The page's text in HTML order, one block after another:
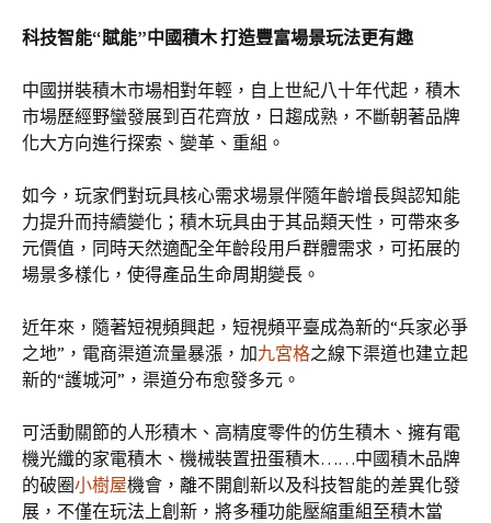
科技智能“賦能”中國積木 打造豐富場景玩法更有趣
中國拼裝積木市場相對年輕，自上世紀八十年代起，積木
市場歷經野蠻發展到百花齊放，日趨成熟，不斷朝著品牌
化大方向進行探索、變革、重組。
如今，玩家們對玩具核心需求場景伴隨年齡增長與認知能
力提升而持續變化；積木玩具由于其品類天性，可帶來多
元價值，同時天然適配全年齡段用戶群體需求，可拓展的
場景多樣化，使得產品生命周期變長。
近年來，隨著短視頻興起，短視頻平臺成為新的“兵家必爭
之地”，電商渠道流量暴漲，加九宮格之線下渠道也建立起
新的“護城河”，渠道分布愈發多元。
可活動關節的人形積木、高精度零件的仿生積木、擁有電
機光纖的家電積木、機械裝置扭蛋積木……中國積木品牌
的破圈小樹屋機會，離不開創新以及科技智能的差異化發
展，不僅在玩法上創新，將多種功能壓縮重組至積木當